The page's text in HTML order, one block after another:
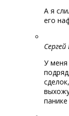
А я
его
У меня